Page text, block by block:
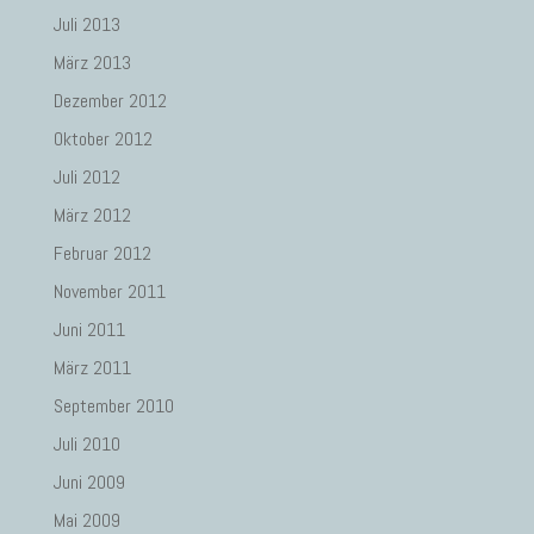
Juli 2013
März 2013
Dezember 2012
Oktober 2012
Juli 2012
März 2012
Februar 2012
November 2011
Juni 2011
März 2011
September 2010
Juli 2010
Juni 2009
Mai 2009